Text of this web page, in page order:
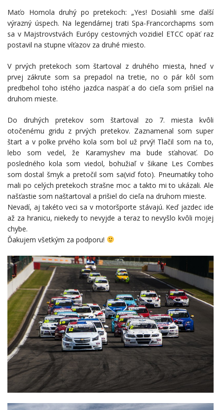
Maťo Homola druhý po pretekoch: „Yes! Dosiahli sme ďalší
výrazný úspech. Na legendárnej trati Spa-Francorchapms som
sa v Majstrovstvách Európy cestovných vozidiel ETCC opäť raz
postavil na stupne víťazov za druhé miesto.
V prvých pretekoch som štartoval z druhého miesta, hneď v
prvej zákrute som sa prepadol na tretie, no o pár kôl som
predbehol toho istého jazdca naspäť a do cieľa som prišiel na
druhom mieste.
Do druhých pretekov som štartoval zo 7. miesta kvôli
otočenému gridu z prvých pretekov. Zaznamenal som super
štart a v polke prvého kola som bol už prvý! Tlačil som na to,
lebo som vedel, že Karamyshev ma bude sťahovať. Do
posledného kola som viedol, bohužiaľ v šikane Les Combes
som dostal šmyk a pretočil som sa(viď foto). Pneumatiky toho
mali po celých pretekoch strašne moc a takto mi to ukázali. Ale
našťastie som naštartoval a prišiel do cieľa na druhom mieste.
Nevadí, aj takéto veci sa v motoršporte stávajú. Keď jazdec ide
až za hranicu, niekedy to nevyjde a teraz to nevyšlo kvôli mojej
chybe.
Ďakujem všetkým za podporu!